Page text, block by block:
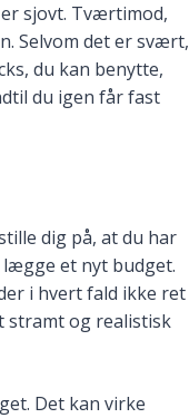
sjovt. Tværtimod,
Selvom det er svært,
du kan benytte,
du igen får fast
dig på, at du har
et nyt budget.
i hvert fald ikke ret
stramt og realistisk
Det kan virke